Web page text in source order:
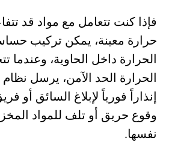
فإذا كنت تتعامل مع مواد قد
حرارة معينة، يمكن تركيب
الحرارة داخل الحاوية، وعندما
الحرارة الحد الآمن، يرسل
إنذاراً فورياً لإبلاغ السائق أو
وقوع حريق أو تلف للمواد
نفسها.